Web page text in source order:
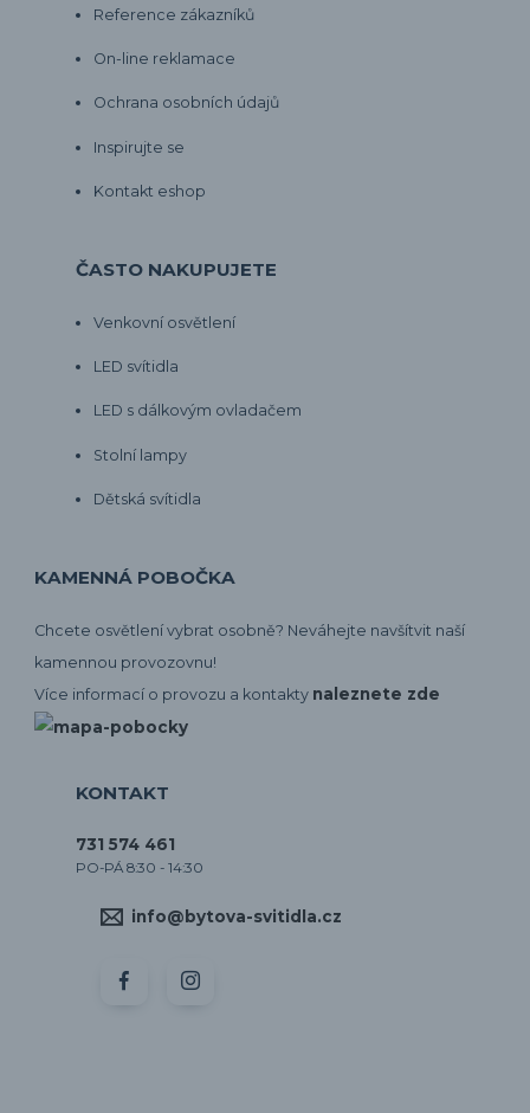
Reference zákazníků
On-line reklamace
Ochrana osobních údajů
Inspirujte se
Kontakt eshop
ČASTO NAKUPUJETE
Venkovní osvětlení
LED svítidla
LED s dálkovým ovladačem
Stolní lampy
Dětská svítidla
KAMENNÁ POBOČKA
Chcete osvětlení vybrat osobně? Neváhejte navšítvit naší
kamennou provozovnu!
Více informací o provozu a kontakty naleznete zde
KONTAKT
731 574 461
PO-PÁ 8:30 - 14:30
info@bytova-svitidla.cz